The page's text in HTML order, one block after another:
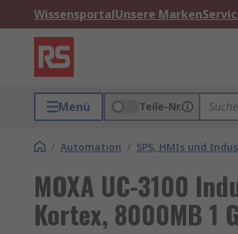
WissensportalUnsere Marken
Menü Teile-Nr.
/ Automation / SPS, HMIs und
MOXA UC-3100
Kortex, 8000MB 1